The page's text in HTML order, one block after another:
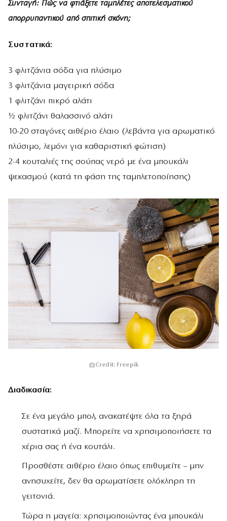
Συνταγή: Πώς να φτιάξετε ταμπλέτες αποτελεσματικού
απορρυπαντικού από σπιτική σκόνη;
Συστατικά:
3 φλιτζάνια σόδα για πλύσιμο
3 φλιτζάνια μαγειρική σόδα
1 φλιτζάνι πικρό αλάτι
½ φλιτζάνι θαλασσινό αλάτι
10-20 σταγόνες αιθέριο έλαιο (λεβάντα για αρωματικό
πλύσιμο, λεμόνι για καθαριστική φώτιση)
2-4 κουταλιές της σούπας νερό με ένα μπουκάλι
ψεκασμού (κατά τη φάση της ταμπλετοποίησης)
Credit: Freepik
Διαδικασία:
Σε ένα μεγάλο μπολ, ανακατέψτε όλα τα ξηρά
συστατικά μαζί. Μπορείτε να χρησιμοποιήσετε τα
χέρια σας ή ένα κουτάλι.
Προσθέστε αιθέριο έλαιο όπως επιθυμείτε – μην
ανησυχείτε, δεν θα αρωματίσετε ολόκληρη τη
γειτονιά.
Τώρα η μαγεία: χρησιμοποιώντας ένα μπουκάλι